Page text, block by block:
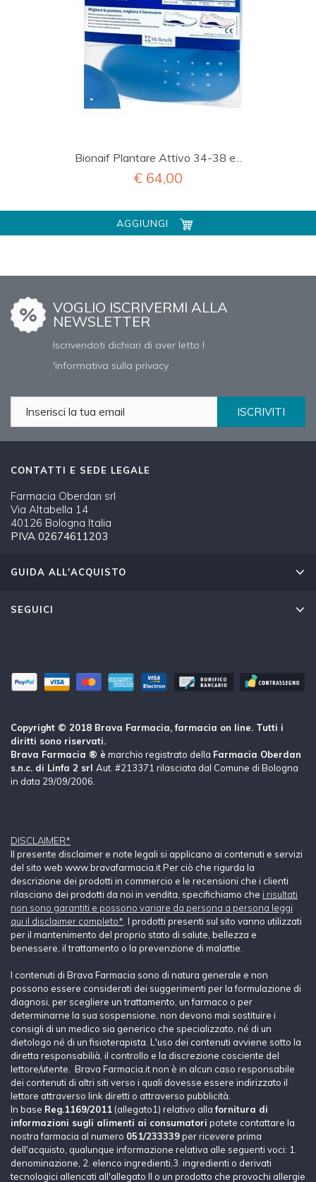
Bionaif Plantare Attivo 34-38 e...
€ 64,00
AGGIUNGI
VOGLIO ISCRIVERMI ALLA
NEWSLETTER
Iscrivendoti dichiari di aver letto l
'informativa sulla privacy
ISCRIVITI
CONTATTI E SEDE LEGALE
Farmacia Oberdan srl
Via Altabella 14
40126 Bologna Italia
PIVA 02674611203
GUIDA ALL'ACQUISTO
SEGUICI
Copyright © 2018 Brava Farmacia, farmacia on line. Tutti i
diritti sono riservati.
Brava Farmacia ® è marchio registrato della Farmacia Oberdan
s.n.c. di Linfa 2 srl Aut. #213371 rilasciata dal Comune di Bologna
in data 29/09/2006.
DISCLAIMER*
Il presente disclaimer e note legali si applicano ai contenuti e servizi
del sito web www.bravafarmacia.it Per ciò che rigurda la
descrizione dei prodotti in commercio e le recensioni che i clienti
rilasciano dei prodotti da noi in vendita, specifichiamo che i risultati
non sono garantiti e possono variare da persona a persona leggi
qui il disclaimer completo* . I prodotti presenti sul sito vanno utilizzati
per il mantenimento del proprio stato di salute, bellezza e
benessere, il trattamento o la prevenzione di malattie.
I contenuti di Brava Farmacia sono di natura generale e non
possono essere considerati dei suggerimenti per la formulazione di
diagnosi, per scegliere un trattamento, un farmaco o per
determinarne la sua sospensione, non devono mai sostituire i
consigli di un medico sia generico che specializzato, né di un
dietologo né di un fisioterapista. L'uso dei contenuti avviene sotto la
diretta responsabilià, il controllo e la discrezione cosciente del
lettore/utente. Brava Farmacia.it non è in alcun caso responsabile
dei contenuti di altri siti verso i quali dovesse essere indirizzato il
lettore attraverso link diretti o attraverso pubblicità.
In base Reg.1169/2011 (allegato1) relativo allafornitura di
informazioni sugli alimenti ai consumatori potete contattare la
nostra farmacia al numero 051/233339per ricevere prima
dell'acquisto, qualunque informazione relativa alle seguenti voci: 1.
denominazione, 2. elenco ingredienti,3. ingredienti o derivati
tecnologici allencati all'allegato II o un prodotto che provochi allergie